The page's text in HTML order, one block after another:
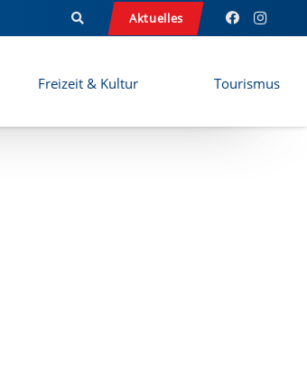
Aktuelles
Freizeit & Kultur Tourismus